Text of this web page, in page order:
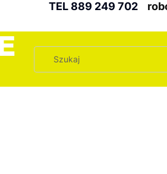
TEL 889 249 702